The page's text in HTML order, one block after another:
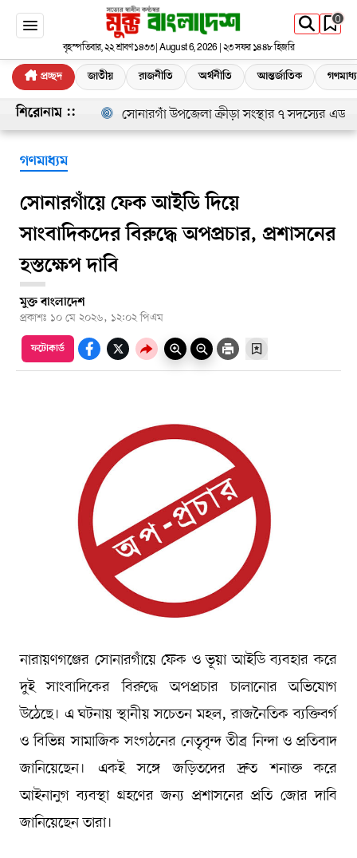
0
বৃহস্পতিবার, ২২ শ্রাবণ ১৪৩৩ | August 6, 2026 | ২৩ সফর ১৪৪৮ হিজরি
প্রচ্ছদ জাতীয় রাজনীতি অর্থনীতি আন্তর্জাতিক
শিরোনাম :: সোনারগাঁ উপজেলা ক্রীড়া সংস্থার ৭ সদস্যের এডহক
গণমাধ্যম
সোনারগাঁয়ে ফেক আইডি দিয়ে
সাংবাদিকদের বিরুদ্ধে অপপ্রচার, প্রশাসনের
হস্তক্ষেপ দাবি
মুক্ত বাংলাদেশ
প্রকাশঃ ১০ মে ২০২৬, ১২:০২ পিএম
ফটোকার্ড
নারায়ণগঞ্জের সোনারগাঁয়ে ফেক ও ভূয়া আইডি ব্যবহার করে
দুই সাংবাদিকের বিরুদ্ধে অপপ্রচার চালানোর অভিযোগ
উঠেছে। এ ঘটনায় স্থানীয় সচেতন মহল, রাজনৈতিক ব্যক্তিবর্গ
ও বিভিন্ন সামাজিক সংগঠনের নেতৃবৃন্দ তীব্র নিন্দা ও প্রতিবাদ
জানিয়েছেন। একই সঙ্গে জড়িতদের দ্রুত শনাক্ত করে
আইনানুগ ব্যবস্থা গ্রহণের জন্য প্রশাসনের প্রতি জোর দাবি
জানিয়েছেন তারা।